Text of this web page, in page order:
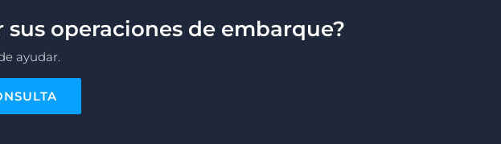
operaciones de embarque?
ayudar.